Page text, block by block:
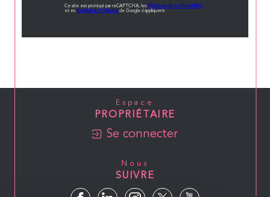
Ce site est protégé par reCAPTCHA, les Politiques de Confidentialité
et esConditions d'utilisation de Google s'appliquent.
Espace
PROPRIÉTAIRE
Se connecter
Nous
SUIVRE